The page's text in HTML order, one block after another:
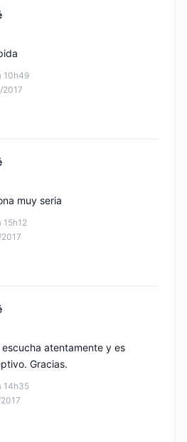
10h49
2017
15h12
muy seria
14h35
atentamente y es
Gracias.